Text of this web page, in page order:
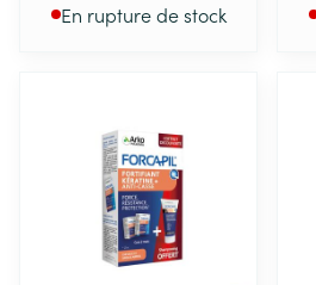
En rupture de stock